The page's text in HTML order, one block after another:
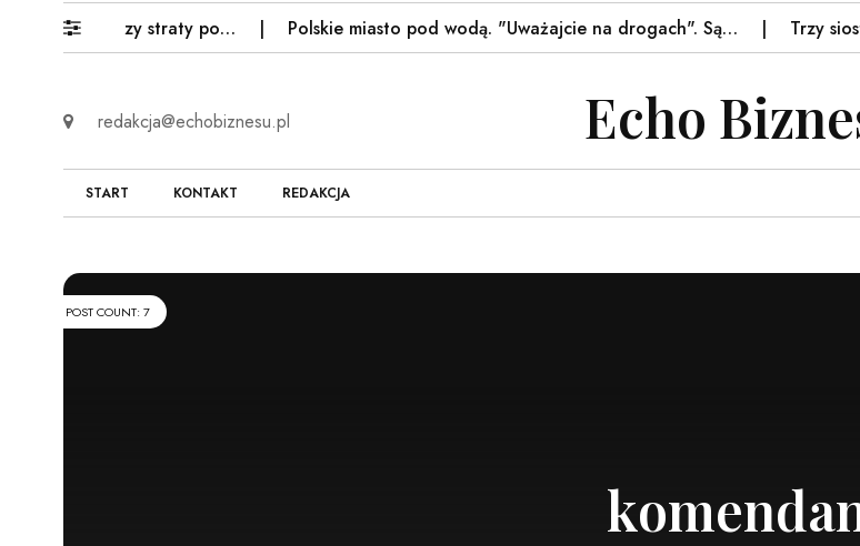
liczy straty po… Polskie miasto pod wodą. "Uważajcie na drogach". Są… Trzy siostry
redakcja@echobiznesu.pl Echo
START KONTAKT REDAKCJA
POST COUNT: 7